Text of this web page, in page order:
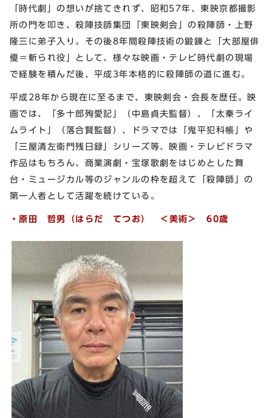
「時代劇」の想いが捨てきれず、昭和57年、東映京都撮影
所の門を叩き、殺陣技師集団「東映剣会」の殺陣師・上野
隆三に弟子入り。その後8年間殺陣技術の鍛錬と「大部屋俳
優＝斬られ役」として、様々な映画・テレビ時代劇の現場
で経験を積んだ後、平成3年本格的に殺陣師の道に進む。
平成28年から現在に至るまで、東映剣会・会長を歴任。映
画では、「多十郎殉愛記」（中島貞夫監督）、「太秦ライ
ムライト」（落合賢監督）、ドラマでは「鬼平犯科帳」や
「三屋清左衛門残日録」シリーズ等、映画・テレビドラマ
作品はもちろん、商業演劇・宝塚歌劇をはじめとした舞
台・ミュージカル等のジャンルの枠を超えて「殺陣師」の
第一人者として活躍を続けている。
・ 原田 哲男（はらだ てつお） ＜美術＞ 60歳